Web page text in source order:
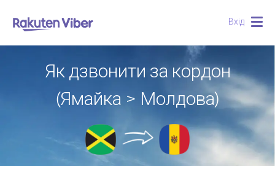
Вхід
Як дзвонити за кордон
(Ямайка > Молдова)